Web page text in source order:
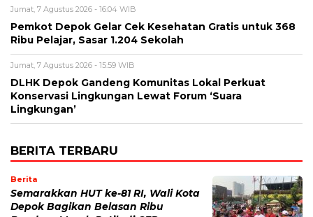
Jumat, 7 Agustus 2026 - 16:04 WIB
Pemkot Depok Gelar Cek Kesehatan Gratis untuk 368
Ribu Pelajar, Sasar 1.204 Sekolah
Jumat, 7 Agustus 2026 - 15:59 WIB
DLHK Depok Gandeng Komunitas Lokal Perkuat
Konservasi Lingkungan Lewat Forum ‘Suara
Lingkungan’
BERITA TERBARU
Berita
Semarakkan HUT ke-81 RI, Wali Kota
Depok Bagikan Belasan Ribu